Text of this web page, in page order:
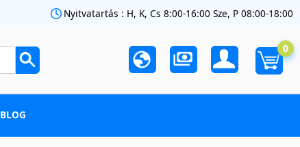
Nyitvatartás : H, K, Cs 8:00-16:00 Sze, P 08:00-18:00
0
BLOG